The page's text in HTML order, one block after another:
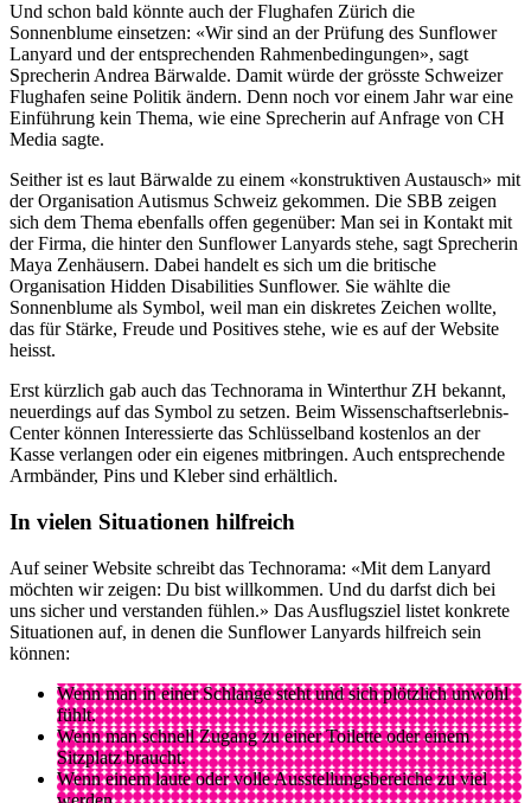
Und schon bald könnte auch der Flughafen Zürich die
Sonnenblume einsetzen: «Wir sind an der Prüfung des Sunflower
Lanyard und der entsprechenden Rahmenbedingungen», sagt
Sprecherin Andrea Bärwalde. Damit würde der grösste Schweizer
Flughafen seine Politik ändern. Denn noch vor einem Jahr war eine
Einführung kein Thema, wie eine Sprecherin auf Anfrage von CH
Media sagte.
Seither ist es laut Bärwalde zu einem «konstruktiven Austausch» mit
der Organisation Autismus Schweiz gekommen. Die SBB zeigen
sich dem Thema ebenfalls offen gegenüber: Man sei in Kontakt mit
der Firma, die hinter den Sunflower Lanyards stehe, sagt Sprecherin
Maya Zenhäusern. Dabei handelt es sich um die britische
Organisation Hidden Disabilities Sunflower. Sie wählte die
Sonnenblume als Symbol, weil man ein diskretes Zeichen wollte,
das für Stärke, Freude und Positives stehe, wie es auf der Website
heisst.
Erst kürzlich gab auch das Technorama in Winterthur ZH bekannt,
neuerdings auf das Symbol zu setzen. Beim Wissenschaftserlebnis-
Center können Interessierte das Schlüsselband kostenlos an der
Kasse verlangen oder ein eigenes mitbringen. Auch entsprechende
Armbänder, Pins und Kleber sind erhältlich.
In vielen Situationen hilfreich
Auf seiner Website schreibt das Technorama: «Mit dem Lanyard
möchten wir zeigen: Du bist willkommen. Und du darfst dich bei
uns sicher und verstanden fühlen.» Das Ausflugsziel listet konkrete
Situationen auf, in denen die Sunflower Lanyards hilfreich sein
können:
Wenn man in einer Schlange steht und sich plötzlich unwohl
fühlt.
Wenn man schnell Zugang zu einer Toilette oder einem
Sitzplatz braucht.
Wenn einem laute oder volle Ausstellungsbereiche zu viel